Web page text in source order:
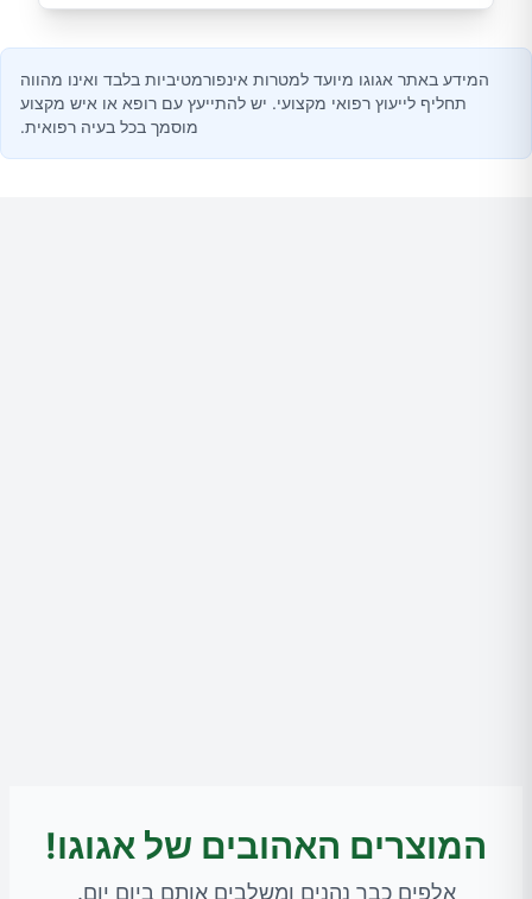
המידע באתר אגוגו מיועד למטרות אינפורמטיביות בלבד ואינו מהווה
תחליף לייעוץ רפואי מקצועי. יש להתייעץ עם רופא או איש מקצוע
מוסמך בכל בעיה רפואית.
המוצרים האהובים של אגוגו!
אלפים כבר נהנים ומשלבים אותם ביום יום.